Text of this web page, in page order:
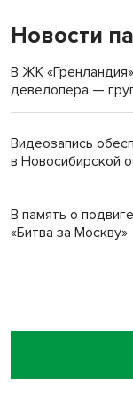
Новости
В ЖК
девелопера —
Видеозапись
в Новосибирской
В память о
«Битва за Москву»